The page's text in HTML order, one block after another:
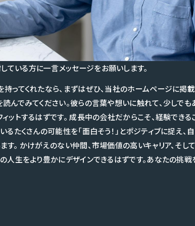
いる方に一言メッセージをお願いします。
持ってくれたなら、まずはぜひ、当社のホームページに掲
んでみてください。彼らの言葉や想いに触れて、少しで
ットするはずです。 成長中の会社だからこそ、経験でき
るたくさんの可能性を「面白そう！」とポジティブに捉え
。 かけがえのない仲間、市場価値の高いキャリア、そし
人生をより豊かにデザインできるはずです。あなたの挑戦